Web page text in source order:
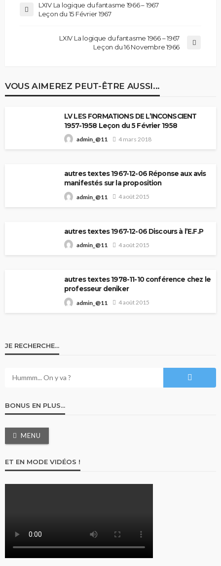
LXIV La logique du fantasme 1966 – 1967
Leçon du 15 Février 1967
LXIV La logique du fantasme 1966 – 1967
Leçon du 16 Novembre 1966
VOUS AIMEREZ PEUT-ÊTRE AUSSI...
LV LES FORMATIONS DE L’INCONSCIENT
1957-1958 Leçon du 5 Février 1958
admin_@11 4 mars 2018
autres textes 1967-12-06 Réponse aux avis
manifestés sur la proposition
admin_@11 4 août 2015
autres textes 1967-12-06 Discours à l’E.F.P
admin_@11 4 août 2015
autres textes 1978-11-10 conférence chez le
professeur deniker
admin_@11 4 août 2015
JE RECHERCHE…
BONUS EN PLUS…
MENU
ET EN MODE VIDÉOS !